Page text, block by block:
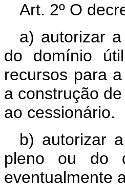
Art. 2º O
a) autorizar
do domínio
recursos para
a construção
ao cessionário.
b) autorizar
pleno ou do
eventualmente